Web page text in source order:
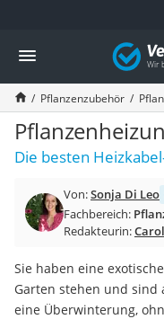
Die beliebtesten Vergleiche
Baumarkt
Tresor feuerfest
Makita-Akku-Rasenmäher
Kappsäge
Smartes Türschloss
Akku-Rasentrimmer
Split-Klimaanlage 2
Pelletofen
Tiefbrunnenpumpe
Fliesenschneider
Hochdruckreiniger
Vergleich
Pflanzenzubehör
Die besten
Von:Sonja Di Leo
Fachbereich:
Redakteurin:
Sie haben eine
Garten stehen und sind
eine Überwinterung,